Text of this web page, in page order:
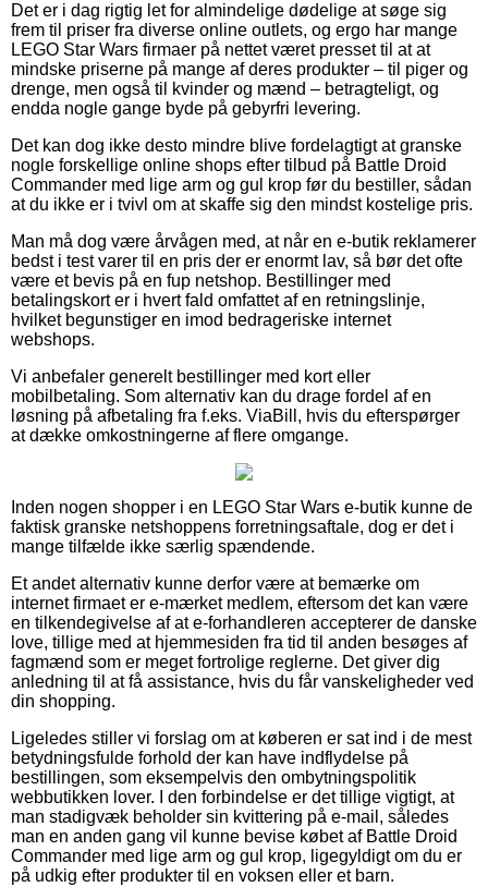
Det er i dag rigtig let for almindelige dødelige at søge sig
frem til priser fra diverse online outlets, og ergo har mange
LEGO Star Wars firmaer på nettet været presset til at at
mindske priserne på mange af deres produkter – til piger og
drenge, men også til kvinder og mænd – betragteligt, og
endda nogle gange byde på gebyrfri levering.
Det kan dog ikke desto mindre blive fordelagtigt at granske
nogle forskellige online shops efter tilbud på Battle Droid
Commander med lige arm og gul krop før du bestiller, sådan
at du ikke er i tvivl om at skaffe sig den mindst kostelige pris.
Man må dog være årvågen med, at når en e-butik reklamerer
bedst i test varer til en pris der er enormt lav, så bør det ofte
være et bevis på en fup netshop. Bestillinger med
betalingskort er i hvert fald omfattet af en retningslinje,
hvilket begunstiger en imod bedrageriske internet
webshops.
Vi anbefaler generelt bestillinger med kort eller
mobilbetaling. Som alternativ kan du drage fordel af en
løsning på afbetaling fra f.eks. ViaBill, hvis du efterspørger
at dække omkostningerne af flere omgange.
Inden nogen shopper i en LEGO Star Wars e-butik kunne de
faktisk granske netshoppens forretningsaftale, dog er det i
mange tilfælde ikke særlig spændende.
Et andet alternativ kunne derfor være at bemærke om
internet firmaet er e-mærket medlem, eftersom det kan være
en tilkendegivelse af at e-forhandleren accepterer de danske
love, tillige med at hjemmesiden fra tid til anden besøges af
fagmænd som er meget fortrolige reglerne. Det giver dig
anledning til at få assistance, hvis du får vanskeligheder ved
din shopping.
Ligeledes stiller vi forslag om at køberen er sat ind i de mest
betydningsfulde forhold der kan have indflydelse på
bestillingen, som eksempelvis den ombytningspolitik
webbutikken lover. I den forbindelse er det tillige vigtigt, at
man stadigvæk beholder sin kvittering på e-mail, således
man en anden gang vil kunne bevise købet af Battle Droid
Commander med lige arm og gul krop, ligegyldigt om du er
på udkig efter produkter til en voksen eller et barn.